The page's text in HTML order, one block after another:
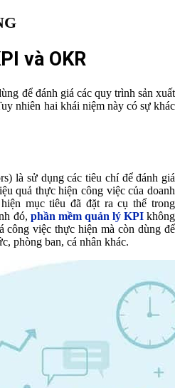
và OKR
để đánh giá các quy trình sản xuất
nhiên hai khái niệm này có sự khác
là sử dụng các tiêu chí để đánh giá
quả thực hiện công việc của doanh
mục tiêu đã đặt ra cụ thể trong
đó, phần mềm quản lý KPIkhông
công việc thực hiện mà còn dùng để
phòng ban, cá nhân khác.